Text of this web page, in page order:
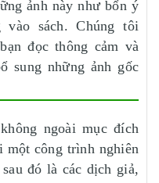
ảnh này như bổn ý
sách. Chúng tôi
đọc thông cảm và
sung những ảnh gốc
ngoài mục đích
một công trình nghiên
đó là các dịch giả,